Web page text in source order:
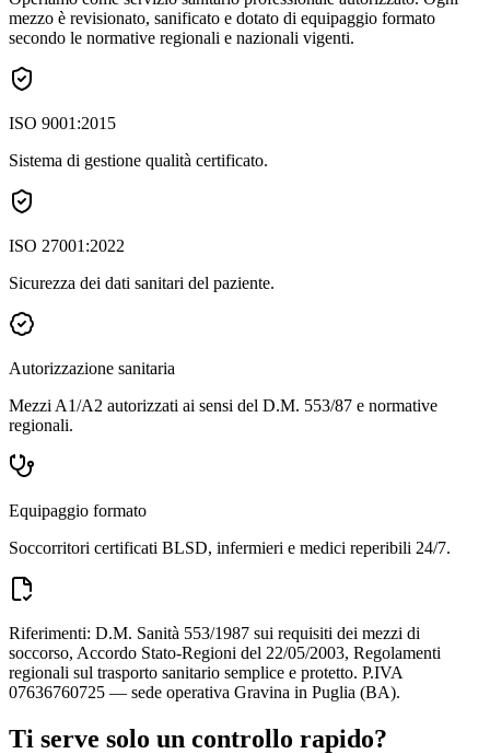
mezzo è revisionato, sanificato e dotato di equipaggio formato
secondo le normative regionali e nazionali vigenti.
ISO 9001:2015
Sistema di gestione qualità certificato.
ISO 27001:2022
Sicurezza dei dati sanitari del paziente.
Autorizzazione sanitaria
Mezzi A1/A2 autorizzati ai sensi del D.M. 553/87 e normative
regionali.
Equipaggio formato
Soccorritori certificati BLSD, infermieri e medici reperibili 24/7.
Riferimenti: D.M. Sanità 553/1987 sui requisiti dei mezzi di
soccorso, Accordo Stato-Regioni del 22/05/2003, Regolamenti
regionali sul trasporto sanitario semplice e protetto. P.IVA
07636760725 — sede operativa Gravina in Puglia (BA).
Ti serve solo un controllo rapido?